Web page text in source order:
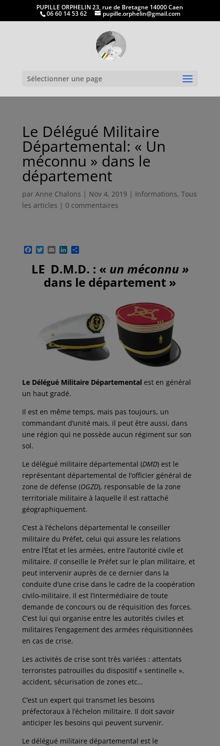
PUPILLE ORPHELIN 23, rue de Bretagne 14000 Caen
06 60 14 53 62 pupille.orphelin@gmail.com
Sélectionner une page
Le Délégué Militaire
Départemental: « Un
méconnu » dans le
département
par Anne Chalons | Nov 4, 2019 | Informations, Tous
les articles | 0 commentaires
F
c
e
T
i
t
t
e
E
a
i
l
L
n
k
e
d
P
r
t
a
g
LE D.M.D. : « un méconnu »
dans le département »
Le Délégué Militaire Départemental est en général
un haut gradé.
Il est en même temps, mais pas toujours, un
commandant d’unité mais, il peut être aussi, dans
une région qui ne possède aucun régiment sur son
sol.
Le délégué militaire départemental (DMD) est le
représentant départemental de l’officier général de
zone de défense (OGZD), responsable de la zone
territoriale militaire à laquelle il est rattaché
géographiquement.
C’est à l’échelons départemental le conseiller
militaire du Préfet, celui qui assure les relations
entre l’État et les armées, entre l’autorité civile et
militaire. Ilconseille le Préfet sur le plan militaire, et
peut intervenir auprès de ce dernier dans la
conduite d’une crise dans le cadre de la coopération
civilo-militaire. Il est l’intermédiaire de toute
demande de concours ou de réquisition des forces.
C’est lui qui organise entre les autorités civiles et
militaires l’engagement des armées réquisitionnées
en cas de crise.
Les activités de crise sont très variées : attentats
terroristes patrouilles du dispositif « sentinelle »,
accident, sécurisation de zones etc…
C’est un expert qui transmet les besoins
préfectoraux à l’échelon militaire. Il doit savoir
anticiper les besoins qui peuvent survenir.
Le délégué militaire départemental est le